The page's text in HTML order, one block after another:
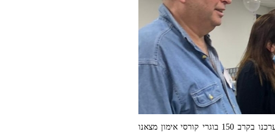
לימודי אימון אישי/עסקי, יכולים לקדם ולפתח את המשתתף בקורס ואכן בבדיקה שערכנו בקרב 150 בוגרי קורסי אימון מצאנו